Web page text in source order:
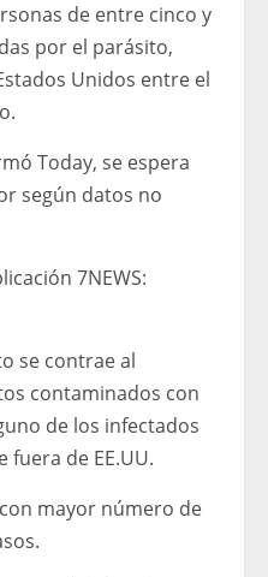
de entre cinco y
por el parásito,
Unidos entre el
Today, se espera
según datos no
7NEWS:
se contrae al
contaminados con
de los infectados
de EE.UU.
mayor número de